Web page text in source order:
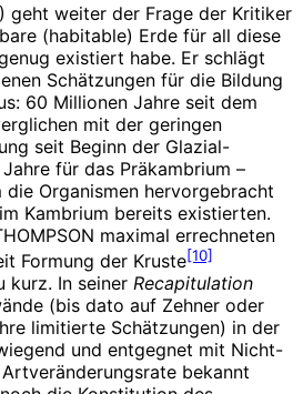
geht weiter der Frage der Kritiker
(habitable) Erde für all diese
existiert habe. Er schlägt
Schätzungen für die Bildung
60 Millionen Jahre seit dem
mit der geringen
seit Beginn der Glazial-
für das Präkambrium –
die Organismen hervorgebracht
Kambrium bereits existierten.
maximal errechneten
Formung der Kruste[10]
kurz. In seiner Recapitulation
(bis dato auf Zehner oder
limitierte Schätzungen) in der
und entgegnet mit Nicht-
bekannt